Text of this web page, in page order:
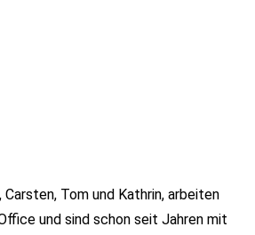
Carsten, Tom und Kathrin, arbeiten
und sind schon seit Jahren mit